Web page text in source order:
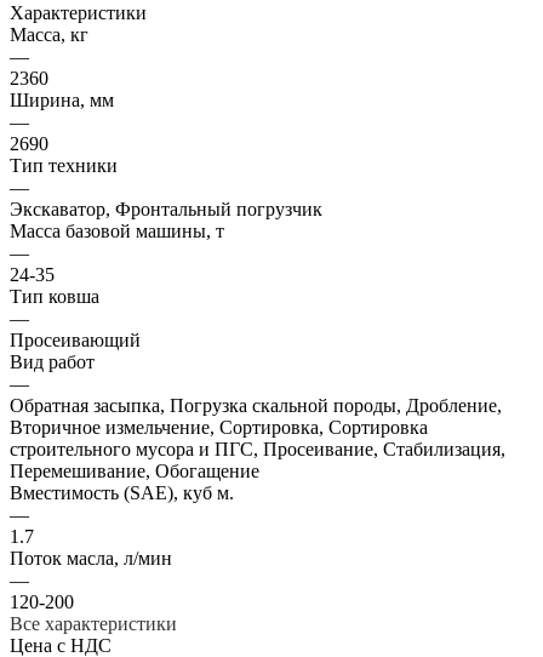
Характеристики
Масса, кг
—
2360
Ширина, мм
—
2690
Тип техники
—
Экскаватор, Фронтальный погрузчик
Масса базовой машины, т
—
24-35
Тип ковша
—
Просеивающий
Вид работ
—
Обратная засыпка, Погрузка скальной породы, Дробление,
Вторичное измельчение, Сортировка, Сортировка
строительного мусора и ПГС, Просеивание, Стабилизация,
Перемешивание, Обогащение
Вместимость (SAE), куб м.
—
1.7
Поток масла, л/мин
—
120-200
Все характеристики
Цена с НДС